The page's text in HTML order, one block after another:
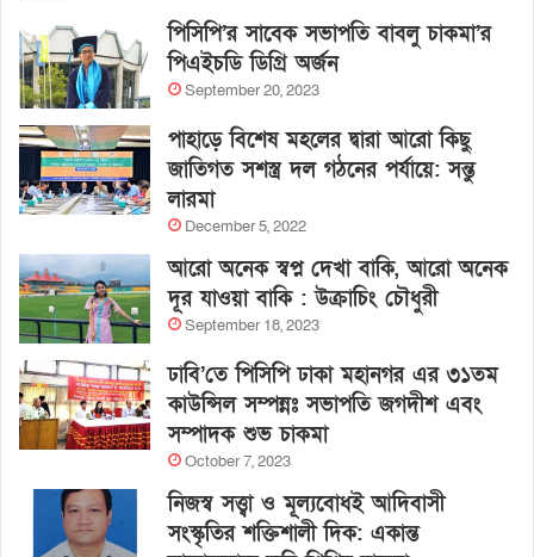
পিসিপি’র সাবেক সভাপতি বাবলু চাকমা’র
পিএইচডি ডিগ্রি অর্জন
September 20, 2023
পাহাড়ে বিশেষ মহলের দ্বারা আরো কিছু
জাতিগত সশস্ত্র দল গঠনের পর্যায়ে: সন্তু
লারমা
December 5, 2022
আরো অনেক স্বপ্ন দেখা বাকি, আরো অনেক
দূর যাওয়া বাকি : উক্রাচিং চৌধুরী
September 18, 2023
ঢাবি’তে পিসিপি ঢাকা মহানগর এর ৩১তম
কাউন্সিল সম্পন্নঃ সভাপতি জগদীশ এবং
সম্পাদক শুভ চাকমা
October 7, 2023
নিজস্ব সত্ত্বা ও মূল্যবোধই আদিবাসী
সংস্কৃতির শক্তিশালী দিক: একান্ত